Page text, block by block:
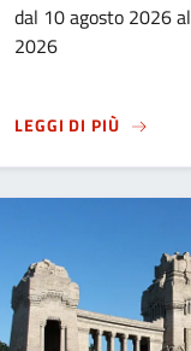
dal 10 agosto 2026
2026
LEGGI DI PIÙSU